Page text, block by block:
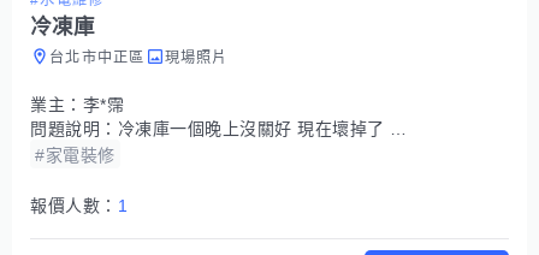
冷凍庫
台北市中正區 現場照片
業主： 李*霈
問題說明： 冷凍庫一個晚上沒關好 現在壞掉了 不夠冷 水不會結冰
#家電裝修
報價人數： 1